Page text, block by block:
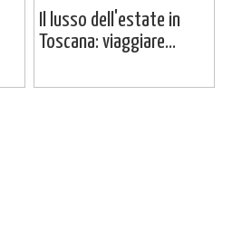
Il lusso dell'estate in
Toscana: viaggiare...